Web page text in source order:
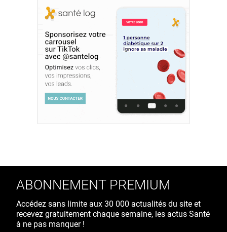
ABONNEMENT PREMIUM
Accédez sans limite aux 30 000 actualités du site et
recevez gratuitement chaque semaine, les actus Santé
à ne pas manquer !